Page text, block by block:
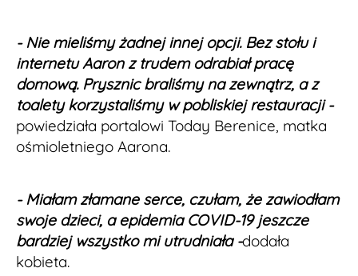
- Nie mieliśmy żadnej innej opcji. Bez stołu i
internetu Aaron z trudem odrabiał pracę
domową. Prysznic braliśmy na zewnątrz, a z
toalety korzystaliśmy w pobliskiej restauracji -
powiedziała portalowi Today Berenice, matka
ośmioletniego Aarona.
- Miałam złamane serce, czułam, że zawiodłam
swoje dzieci, a epidemia COVID-19 jeszcze
bardziej wszystko mi utrudniała -dodała
kobieta.